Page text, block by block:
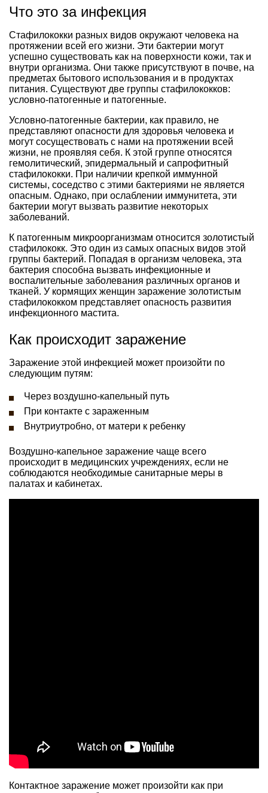
Что это за инфекция
Стафилококки разных видов окружают человека на
протяжении всей его жизни. Эти бактерии могут
успешно существовать как на поверхности кожи, так и
внутри организма. Они также присутствуют в почве, на
предметах бытового использования и в продуктах
питания. Существуют две группы стафилококков:
условно-патогенные и патогенные.
Условно-патогенные бактерии, как правило, не
представляют опасности для здоровья человека и
могут сосуществовать с нами на протяжении всей
жизни, не проявляя себя. К этой группе относятся
гемолитический, эпидермальный и сапрофитный
стафилококки. При наличии крепкой иммунной
системы, соседство с этими бактериями не является
опасным. Однако, при ослаблении иммунитета, эти
бактерии могут вызвать развитие некоторых
заболеваний.
К патогенным микроорганизмам относится золотистый
стафилококк. Это один из самых опасных видов этой
группы бактерий. Попадая в организм человека, эта
бактерия способна вызвать инфекционные и
воспалительные заболевания различных органов и
тканей. У кормящих женщин заражение золотистым
стафилококком представляет опасность развития
инфекционного мастита.
Как происходит заражение
Заражение этой инфекцией может произойти по
следующим путям:
Через воздушно-капельный путь
При контакте с зараженным
Внутриутробно, от матери к ребенку
Воздушно-капельное заражение чаще всего
происходит в медицинских учреждениях, если не
соблюдаются необходимые санитарные меры в
палатах и кабинетах.
Контактное заражение может произойти как при